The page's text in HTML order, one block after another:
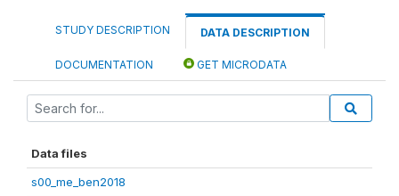
STUDY DESCRIPTION DATA DESCRIPTION
DOCUMENTATION GET MICRODATA
Data files
s00_me_ben2018